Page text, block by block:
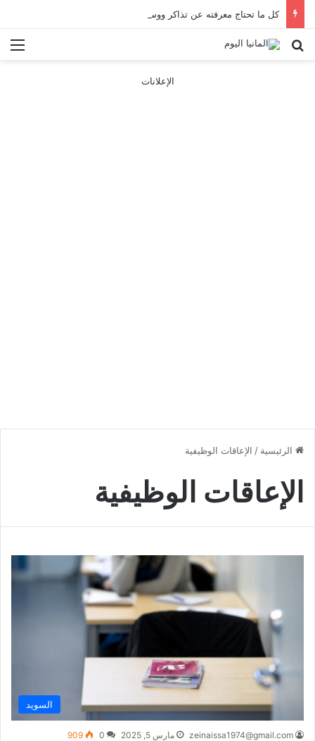
كل ما تحتاج معرفته عن تذاكر ووسائل النقل في باريس 2025
بحث عن
الإعلانات
الرئيسية / الإعاقات الوظيفية
الإعاقات الوظيفية
السويد
zeinaissa1974@gmail.com مارس 5, 2025 0
909